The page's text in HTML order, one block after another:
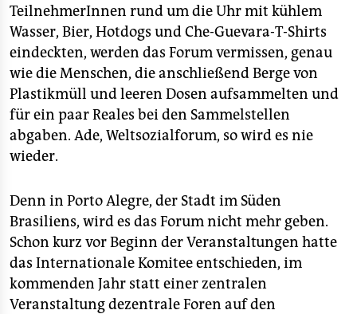
fragen & hilfe
unterstützen
abo
genossenschaft
epaper login
TeilnehmerInnen rund um die Uhr mit kühlem
Wasser, Bier, Hotdogs und Che-Guevara-T-Shirts
eindeckten, werden das Forum vermissen, genau
wie die Menschen, die anschließend Berge von
Plastikmüll und leeren Dosen aufsammelten und
für ein paar Reales bei den Sammelstellen
abgaben. Ade, Weltsozialforum, so wird es nie
wieder.
Denn in Porto Alegre, der Stadt im Süden
Brasiliens, wird es das Forum nicht mehr geben.
Schon kurz vor Beginn der Veranstaltungen hatte
das Internationale Komitee entschieden, im
kommenden Jahr statt einer zentralen
Veranstaltung dezentrale Foren auf den